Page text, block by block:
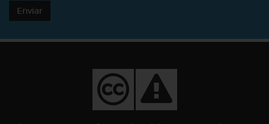
Enviar